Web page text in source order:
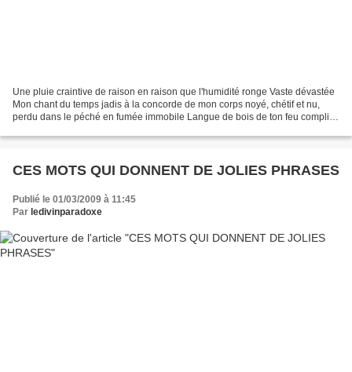
Une pluie craintive de raison en raison que l'humidité ronge Vaste dévastée
Mon chant du temps jadis à la concorde de mon corps noyé, chétif et nu,
perdu dans le péché en fumée immobile Langue de bois de ton feu complice
CES MOTS QUI DONNENT DE JOLIES PHRASES
Publié le 01/03/2009 à 11:45
Par ledivinparadoxe